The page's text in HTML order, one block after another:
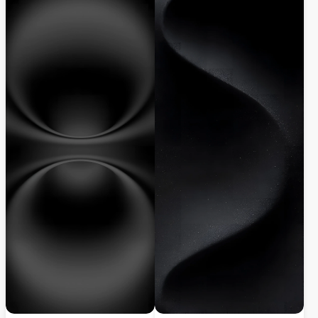
позадина ствара софистициран и